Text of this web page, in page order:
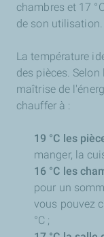
chambres et 17
de son utilisation.
La température
des pièces. Selon
maîtrise de
chauffer à :
19 °C les
manger, la
16 °C les
pour un
vous pouvez
°C ;